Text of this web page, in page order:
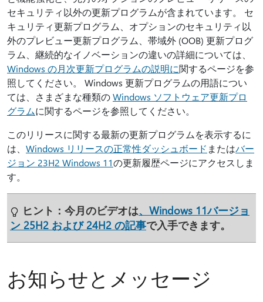
セキュリティ以外の更新プログラムが含まれています。 セ
キュリティ更新プログラム、オプションのセキュリティ以
外のプレビュー更新プログラム、帯域外 (OOB) 更新プログ
ラム、継続的なイノベーションの違いの詳細については、
Windows の月次更新プログラムの説明に関するページを参
照してください。 Windows 更新プログラムの用語につい
ては、さまざまな種類のWindows ソフトウェア更新プロ
グラムに関するページを参照してください。
このリリースに関する最新の更新プログラムを表示するに
は、 Windows リリースの正常性ダッシュボード またはバー
ジョン 23H2 Windows 11の更新履歴ページにアクセスしま
す。
ヒント： 今月のビデオは、Windows 11バージョ
ン 25H2 および 24H2 の記事で入手できます。
お知らせとメッセージ